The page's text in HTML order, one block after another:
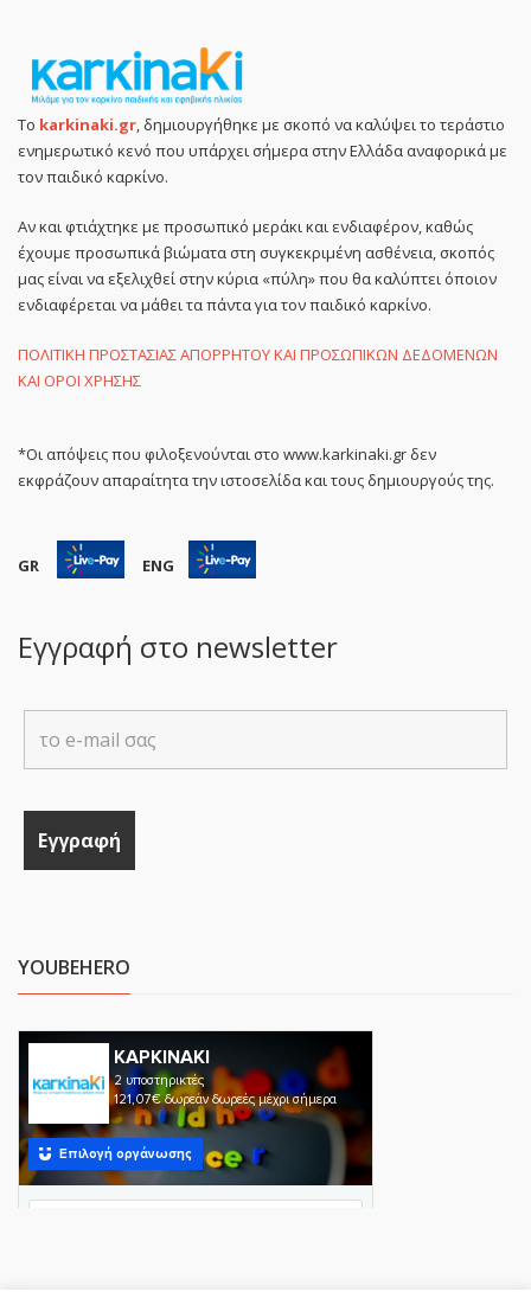
Το karkinaki.gr , δημιουργήθηκε με σκοπό να καλύψει το τεράστιο
ενημερωτικό κενό που υπάρχει σήμερα στην Ελλάδα αναφορικά με
τον παιδικό καρκίνο.
Αν και φτιάχτηκε με προσωπικό μεράκι και ενδιαφέρον, καθώς
έχουμε προσωπικά βιώματα στη συγκεκριμένη ασθένεια, σκοπός
μας είναι να εξελιχθεί στην κύρια «πύλη» που θα καλύπτει όποιον
ενδιαφέρεται να μάθει τα πάντα για τον παιδικό καρκίνο.
ΠΟΛΙΤΙΚΗ ΠΡΟΣΤΑΣΙΑΣ ΑΠΟΡΡΗΤΟΥ ΚΑΙ ΠΡΟΣΩΠΙΚΩΝ ΔΕΔΟΜΕΝΩΝ
ΚΑΙ ΟΡΟΙ ΧΡΗΣΗΣ
*Οι απόψεις που φιλοξενούνται στο www.karkinaki.gr δεν
εκφράζουν απαραίτητα την ιστοσελίδα και τους δημιουργούς της.
GR ENG
Εγγραφή στο newsletter
YOUBEHERO